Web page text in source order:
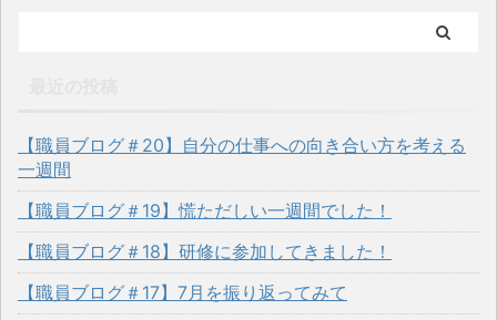
【職員ブログ＃20】自分の仕事への向き合い方を考える
一週間
【職員ブログ＃19】慌ただしい一週間でした！
【職員ブログ＃18】研修に参加してきました！
【職員ブログ＃17】7月を振り返ってみて